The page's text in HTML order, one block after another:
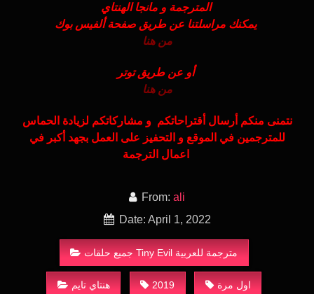
المترجمة و مانجا الهنتاي
يمكنك مراسلتنا عن طريق صفحة ألفيس بوك
من هنا
أو عن طريق توتر
من هنا
نتمنى منكم أرسال أقتراحاتكم و مشاركاتكم لزيادة الحماس
للمترجمين في الموقع و التحفيز على العمل بجهد أكبر في
From: ali
Date: April 1, 2022
جميع حلقات Tiny Evil مترجمة للعربية
هنتاي تايم 2019 اول مرة